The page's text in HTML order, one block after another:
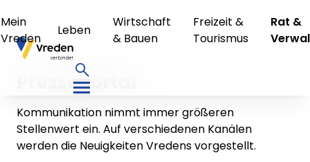
Mein
Vreden
Leben
Wirtschaft
& Bauen
Freizeit &
Tourismus
Rat &
Presseportal
Kommunikation nimmt immer größeren
Stellenwert ein. Auf verschiedenen Kanälen
werden die Neuigkeiten Vredens vorgestellt.